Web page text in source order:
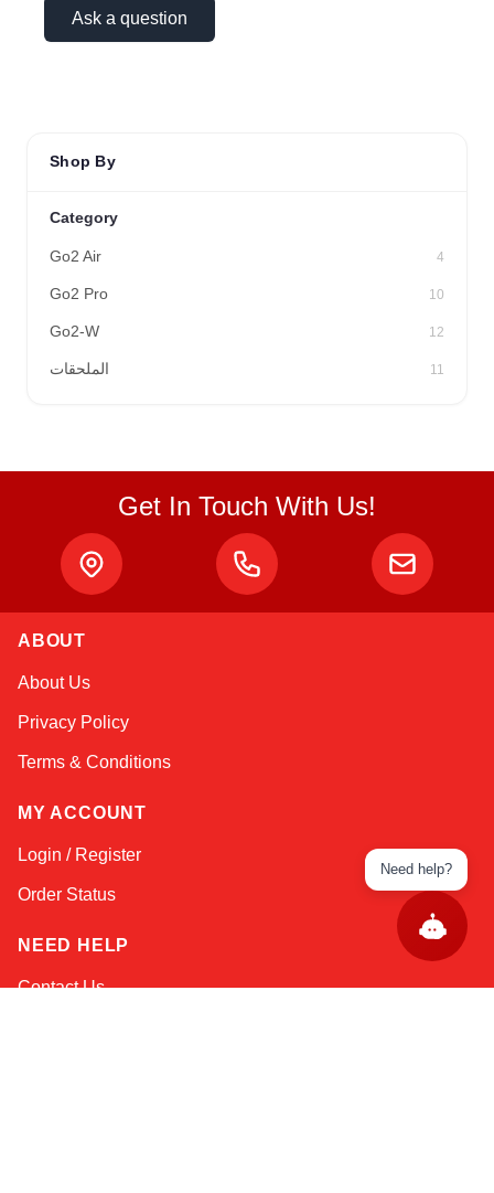
Shop By
Category
Go2 Air 4
Go2 Pro 10
Go2-W 12
الملحقات 11
Ask a question
Get In Touch With Us!
ABOUT
About Us
Privacy Policy
Terms & Conditions
MY ACCOUNT
Login / Register
Order Status
NEED HELP
Contact Us
Need help?